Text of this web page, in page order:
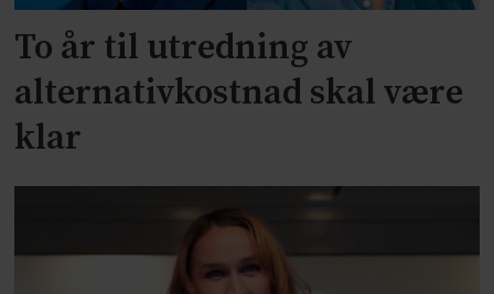
To år til utredning av
alternativkostnad skal være
klar